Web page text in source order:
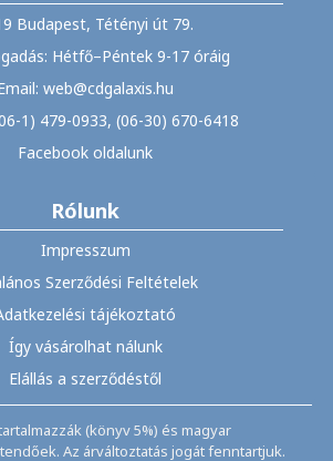
Budapest, Tétényi út 79.
Hétfő–Péntek 9-17 óráig
web@cdgalaxis.hu
1) 479-0933, (06-30) 670-6418
Facebook oldalunk
Rólunk
Impresszum
Szerződési Feltételek
tájékoztató
Így vásárolhat nálunk
Elállás a szerződéstől
(könyv 5%) és magyar
Az árváltoztatás jogát fenntartjuk.